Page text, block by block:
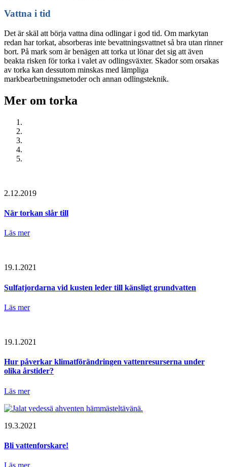
Vattna i tid
Det är skäl att börja vattna dina odlingar i god tid. Om markytan
redan har torkat, absorberas inte bevattningsvattnet så bra utan rinner
bort. På mark som är benägen att torka ut lönar det sig att även
beakta risken för torka i valet av odlingsväxter. Skador som orsakas
av torka kan dessutom minskas med lämpliga
markbearbetningsmetoder och annan odlingsteknik.
Mer om torka
2.12.2019
När torkan slår till
Läs mer
19.1.2021
Sulfatjordarna vid kusten leder till känsligt grundvatten
Läs mer
19.1.2021
Hur påverkar klimatförändringen vattenresurserna under
olika årstider?
Läs mer
19.3.2021
Bli vattenforskare!
Läs mer